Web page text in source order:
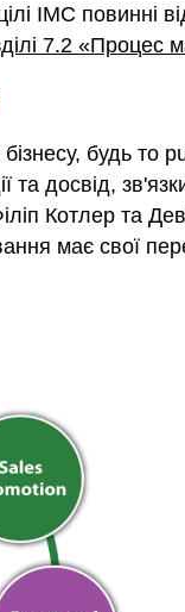
IMC
7.2 «Процес
будь то
та досвід,
Котлер та
має свої